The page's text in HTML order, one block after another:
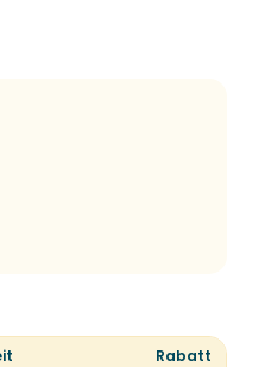
Rabatt